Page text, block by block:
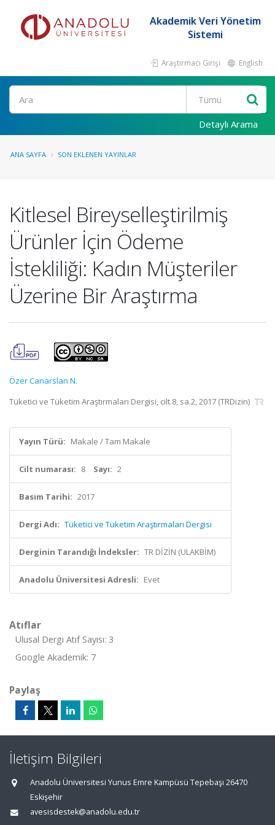
Akademik Veri Yönetim
Sistemi
Araştırmacı Girişi English
Ara
Detaylı Arama
ANA SAYFA SON EKLENEN YAYINLAR
Kitlesel Bireyselleştirilmiş
Ürünler İçin Ödeme
İstekliliği: Kadın Müşteriler
Üzerine Bir Araştırma
Özer Canarslan N.
Tüketici ve Tüketim Araştırmaları Dergisi, cilt.8, sa.2, 2017 (TRDizin)
Yayın Türü: Makale / Tam Makale
Cilt numarası: 8 Sayı: 2
Basım Tarihi: 2017
Dergi Adı: Tüketici ve Tüketim Araştırmaları Dergisi
Derginin Tarandığı İndeksler: TR DİZİN (ULAKBİM)
Anadolu Üniversitesi Adresli: Evet
Atıflar
Ulusal Dergi Atıf Sayısı: 3
Google Akademik: 7
Paylaş
İletişim Bilgileri
Anadolu Üniversitesi Yunus Emre Kampüsü Tepebaşı 26470
Eskişehir
avesisdestek@anadolu.edu.tr